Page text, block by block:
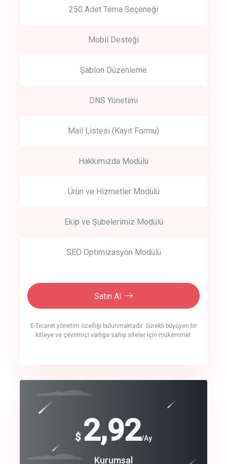
250 Adet Tema Seçeneği
Mobil Desteği
Şablon Düzenleme
DNS Yönetimi
Mail Listesi (Kayıt Formu)
Hakkımızda Modülü
Ürün ve Hizmetler Modülü
Ekip ve Şubelerimiz Modülü
SEO Optimizasyon Modülü
Satın Al
E-Ticaret yönetim özelliği bulunmaktadır. Sürekli büyüyen bir
kitleye ve çevrimiçi varlığa sahip siteler için mükemmel.
crm auto cync
track energy costs
$ 2,92/Ay
Kurumsal
$
240
Coroprate